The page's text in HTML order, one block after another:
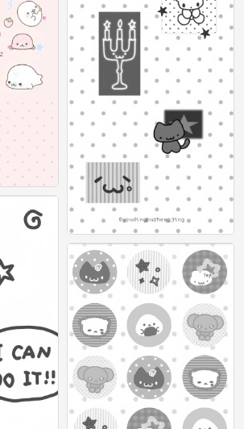
灰色系可爱壁纸 图源：有顶不正经 #插
画壁纸#